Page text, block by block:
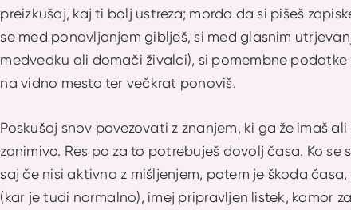
preizkušaj, kaj ti bolj ustreza; morda da si pišeš
se med ponavljanjem giblješ, si med glasnim
medvedku ali domači živalci), si pomembne
na vidno mesto ter večkrat ponoviš.
Poskušaj snov povezovati z znanjem, ki ga že imaš
zanimivo. Res pa za to potrebuješ dovolj časa. Ko
saj če nisi aktivna z mišljenjem, potem je škoda
(kar je tudi normalno), imej pripravljen listek, kamor